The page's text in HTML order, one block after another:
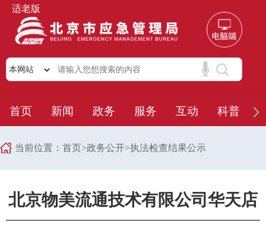
适老版
首页 新闻 政务 服务 互动 科普
当前位置： 首页>政务公开>执法检查结果公示
北京物美流通技术有限公司华天店